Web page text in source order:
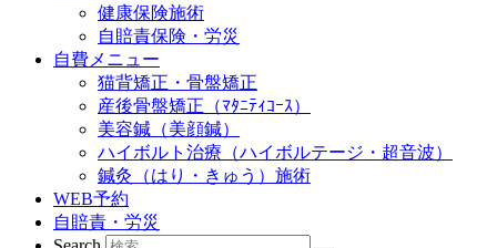
健康保険施術
自賠責保険・労災
自費メニュー
猫背矯正・骨盤矯正
産後骨盤矯正（ﾏﾀﾆﾃｨｺｰｽ）
美容鍼（美顔鍼）
ハイボルト治療（ハイボルテージ・超音波）
鍼灸（はり・きゅう）施術
WEB予約
自賠責・労災